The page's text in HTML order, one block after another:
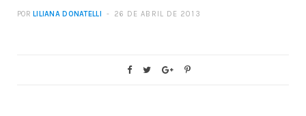
POR LILIANA DONATELLI 26 DE ABRIL DE 2013